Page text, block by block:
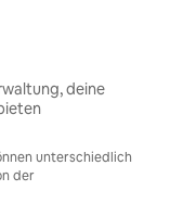
deine
unterschiedlich
der